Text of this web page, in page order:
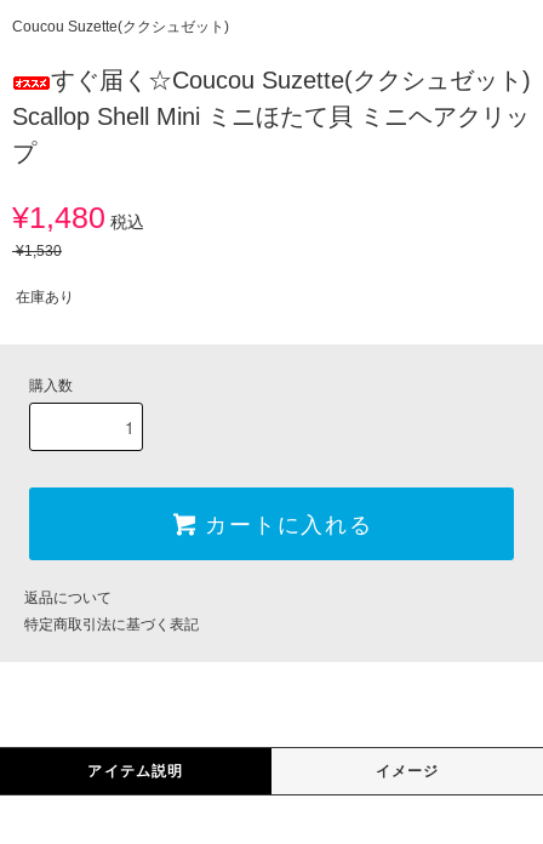
Coucou Suzette(ククシュゼット)
すぐ届く☆Coucou Suzette(ククシュゼット)
Scallop Shell Mini ミニほたて貝 ミニヘアクリッ
プ
¥1,480 税込
¥1,530
在庫あり
購入数
カートに入れる
返品について
特定商取引法に基づく表記
アイテム説明 イメージ